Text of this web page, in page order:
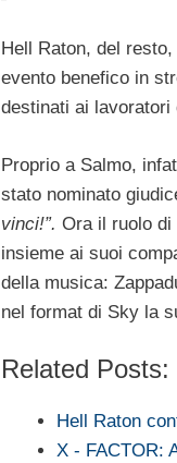
Hell Raton, del
evento benefico in
destinati ai lavoratori
Proprio a Salmo,
stato nominato
vinci!”. Ora il ruolo di
insieme ai suoi
della musica:
nel format di Sky la
Related Posts:
Hell Raton
X - FACTOR: